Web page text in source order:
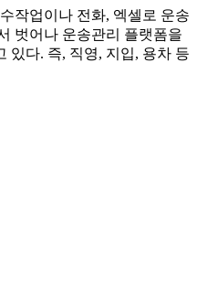
작업이나 전화, 엑셀로 운송
벗어나 운송관리 플랫폼을
있다. 즉, 직영, 지입, 용차 등